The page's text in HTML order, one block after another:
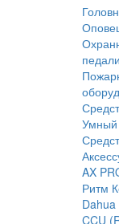
педали
AX
Ритм
Dahua
CCU